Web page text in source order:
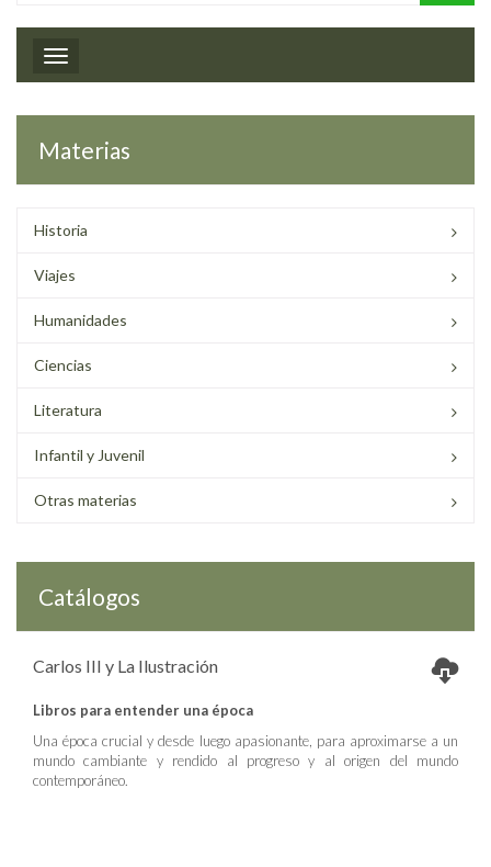
Toggle navigation
Materias
Historia
Viajes
Humanidades
Ciencias
Literatura
Infantil y Juvenil
Otras materias
Catálogos
Carlos III y La Ilustración
Libros para entender una época
Una época crucial y desde luego apasionante, para aproximarse a un
mundo cambiante y rendido al progreso y al origen del mundo
contemporáneo.